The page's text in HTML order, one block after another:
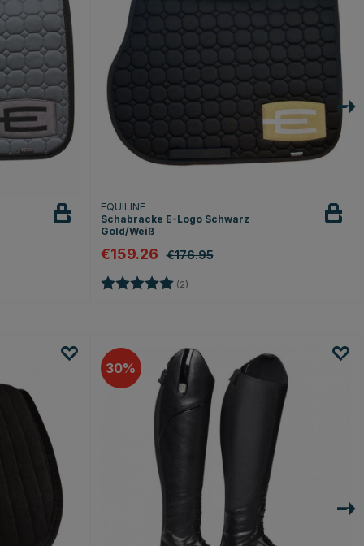
EQUILINE
Schabracke E-Logo Schwarz
Gold/Weiß
€159.26 €176.95
Bewertung: (2)
30